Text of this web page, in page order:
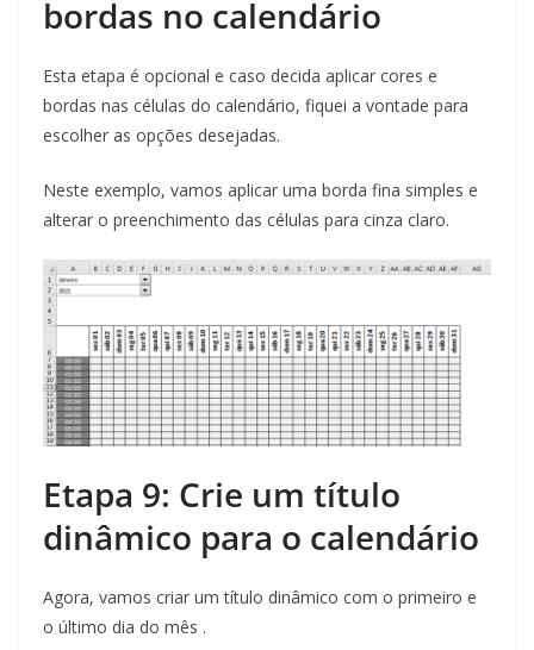
bordas no calendário
Esta etapa é opcional e caso decida aplicar cores e
bordas nas células do calendário, fiquei a vontade para
escolher as opções desejadas.
Neste exemplo, vamos aplicar uma borda fina simples e
alterar o preenchimento das células para cinza claro.
Etapa 9: Crie um título
dinâmico para o calendário
Agora, vamos criar um título dinâmico com o primeiro e
o último dia do mês .